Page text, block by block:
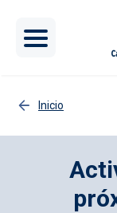
Inicio